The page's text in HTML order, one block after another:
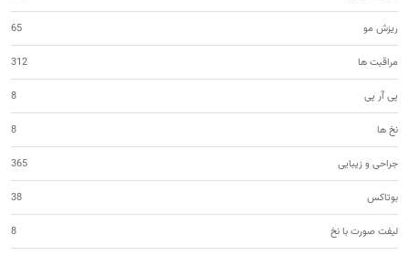
ریزش مو 65
مراقبت ها 312
پی آر پی 8
نخ ها 8
جراحی و زیبایی 365
بوتاکس 38
لیفت صورت با نخ 8